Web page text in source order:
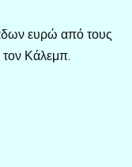
ευρώ από τους
Κάλεμπ.